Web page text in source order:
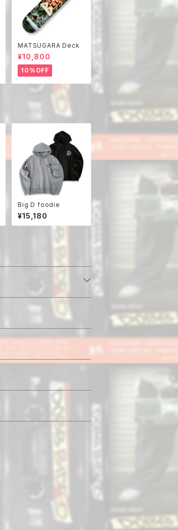
MATSUGARA Deck
¥10,800
10%OFF
Big D foodie
¥15,180